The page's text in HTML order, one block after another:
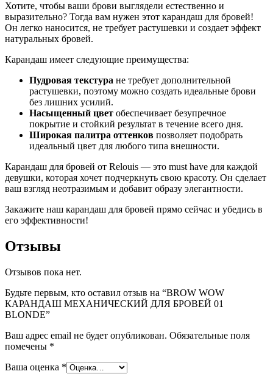
Хотите, чтобы ваши брови выглядели естественно и
выразительно? Тогда вам нужен этот карандаш для бровей!
Он легко наносится, не требует растушевки и создает эффект
натуральных бровей.
Карандаш имеет следующие преимущества:
Пудровая текстура не требует дополнительной
растушевки, поэтому можно создать идеальные брови
без лишних усилий.
Насыщенный цвет обеспечивает безупречное
покрытие и стойкий результат в течение всего дня.
Широкая палитра оттенков позволяет подобрать
идеальный цвет для любого типа внешности.
Карандаш для бровей от Relouis — это must have для каждой
девушки, которая хочет подчеркнуть свою красоту. Он сделает
ваш взгляд неотразимым и добавит образу элегантности.
Закажите наш карандаш для бровей прямо сейчас и убедись в
его эффективности!
Отзывы
Отзывов пока нет.
Будьте первым, кто оставил отзыв на “BROW WOW
КАРАНДАШ МЕХАНИЧЕСКИЙ ДЛЯ БРОВЕЙ 01
BLONDE”
Ваш адрес email не будет опубликован. Обязательные поля
помечены *
Ваша оценка *